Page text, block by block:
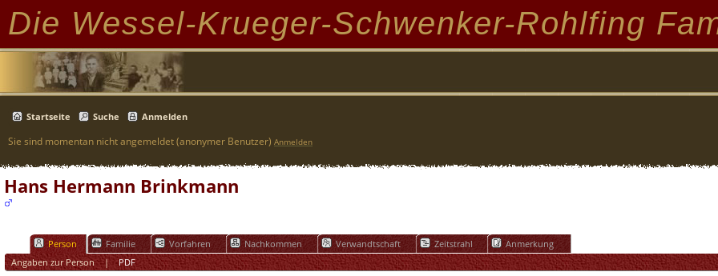
Die Wessel-Krueger-Schwenker-Rohlfing
Startseite Suche Anmelden
Sie sind momentan nicht angemeldet (anonymer Benutzer) Anmelden
Hans Hermann Brinkmann
Person Familie Vorfahren Nachkommen Verwandtschaft Zeitstrahl
Anmerkung
Angaben zur Person|PDF